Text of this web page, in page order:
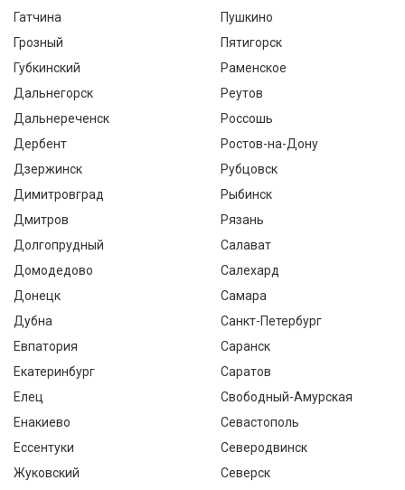
Гатчина
Грозный
Губкинский
Дальнегорск
Дальнереченск
Дербент
Дзержинск
Димитровград
Дмитров
Долгопрудный
Домодедово
Донецк
Дубна
Евпатория
Екатеринбург
Елец
Енакиево
Ессентуки
Жуковский
Пушкино
Пятигорск
Раменское
Реутов
Россошь
Ростов-на-Дону
Рубцовск
Рыбинск
Рязань
Салават
Салехард
Самара
Санкт-Петербург
Саранск
Саратов
Свободный-Амурская
Севастополь
Северодвинск
Северск